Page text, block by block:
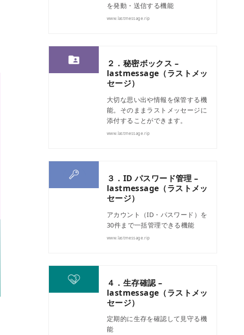
を発動・送信する機能
www.lastmessage.rip
２．秘密ボックス –
lastmessage（ラストメッ
セージ）
大切な思い出や情報を保管する機
能。そのままラストメッセージに
添付することができます。
www.lastmessage.rip
３．ID パスワード管理 –
lastmessage（ラストメッ
セージ）
アカウント（ID・パスワード）を
30件まで一括管理できる機能
www.lastmessage.rip
４．生存確認 –
lastmessage（ラストメッ
セージ）
定期的に生存を確認して見守る機
能